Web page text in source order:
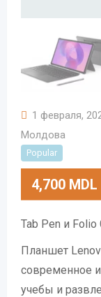
1 февраля,
Молдова
Popular
4,700 MDL
Tab Pen и Folio
Планшет
современное
учебы и